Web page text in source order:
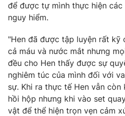
Cơ quan chủ quản:Đài Truyền hình
Cơ quan báo chí:
Thời báo VTV
Giấy phép hoạt động báo in và
cấp ngày 29/12/2023
Tổng Biên tập:Vũ Thanh Thủy
để được tự mình thực hiện các
nguy hiểm.
"Hen đã được tập luyện rất kỹ
cả máu và nước mắt nhưng
đều cho Hen thấy được sự
nghiêm túc của mình đối với
sự. Khi ra thực tế Hen vẫn
hồi hộp nhưng khi vào set
vật để thể hiện trọn vẹn cảm